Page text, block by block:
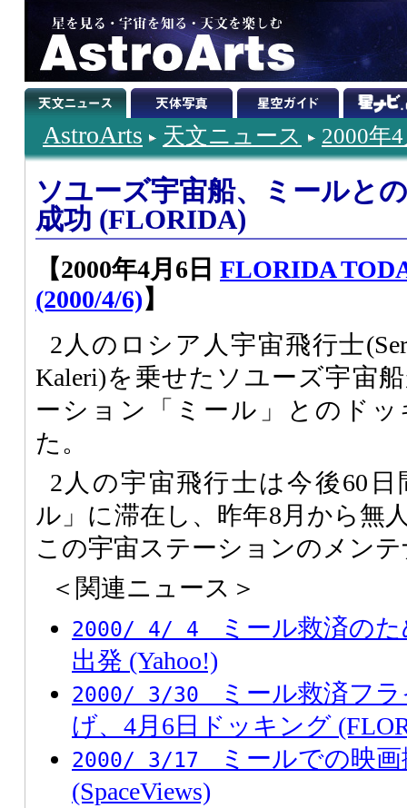
AstroArts 天文ニュース 2000年
ソユーズ宇宙船、ミールと
成功 (FLORIDA)
【2000年4月6日 FLORIDA
(2000/4/6)】
2人のロシア人宇宙飛行士
Kaleri)を乗せたソユーズ宇宙
ーション「ミール」とのド
た。
2人の宇宙飛行士は今後60
ル」に滞在し、昨年8月から無
この宇宙ステーションのメン
＜関連ニュース＞
2000/ 4/ 4
ミール救済の
出発 (Yahoo!)
2000/ 3/30
ミール救済フ
げ、4月6日ドッキング
2000/ 3/17
ミールでの映
(SpaceViews)